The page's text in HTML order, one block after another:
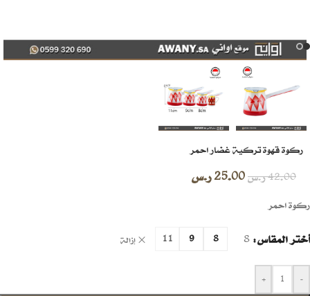
ركوة قهوة تركية غضار احمر
42.00ر.س25.00ر.س
ركوة احمر
أختر المقاس 8
8
9
11 إزالة
-
+